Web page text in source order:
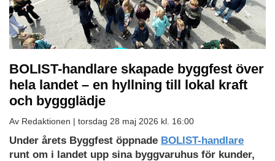
BOLIST-handlare skapade byggfest över
hela landet – en hyllning till lokal kraft
och byggglädje
Av Redaktionen | torsdag 28 maj 2026 kl. 16:00
Under årets Byggfest öppnade BOLIST-handlare
runt om i landet upp sina byggvaruhus för kunder,